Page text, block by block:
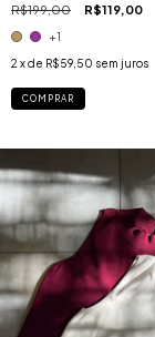
R$199,00 R$119,00
+1
2 x de R$59,50 sem juros
COMPRAR